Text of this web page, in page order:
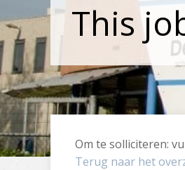
This
Om te solliciteren:
Terug naar het